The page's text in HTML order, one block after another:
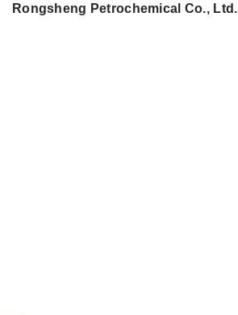
Rongsheng Petrochemical Co., Ltd.